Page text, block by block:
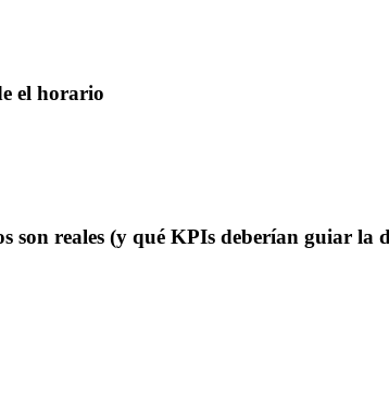
el horario
son reales (y qué KPIs deberían guiar la